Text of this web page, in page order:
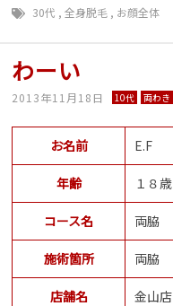
30代 ,全身脱毛 , お顔全体
わーい
2013年11月18日 10代 両わき
お名前 E.F
年齢 １８歳
コース名 両脇
施術箇所 両脇
店舗名 金山店